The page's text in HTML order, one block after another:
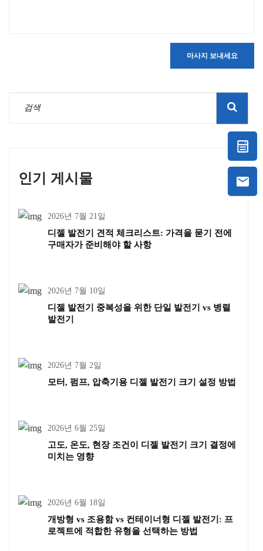
마사지 보내세요
인기 게시물
2026년 7월 21일
디젤 발전기 견적 체크리스트: 가격을 묻기 전에
구매자가 준비해야 할 사항
2026년 7월 10일
디젤 발전기 중복성을 위한 단일 발전기 vs 병렬
발전기
2026년 7월 2일
모터, 펌프, 압축기용 디젤 발전기 크기 설정 방법
2026년 6월 25일
고도, 온도, 현장 조건이 디젤 발전기 크기 결정에
미치는 영향
2026년 6월 18일
개방형 vs 조용함 vs 컨테이너형 디젤 발전기: 프
로젝트에 적합한 유형을 선택하는 방법